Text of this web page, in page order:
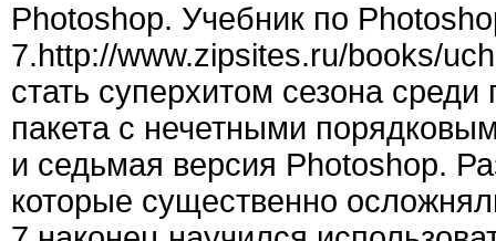
Photoshop. Учебник по
7.http://www.zipsites.ru/books/
стать суперхитом сезона
пакета с нечетными
и седьмая версия Photoshop.
которые существенно